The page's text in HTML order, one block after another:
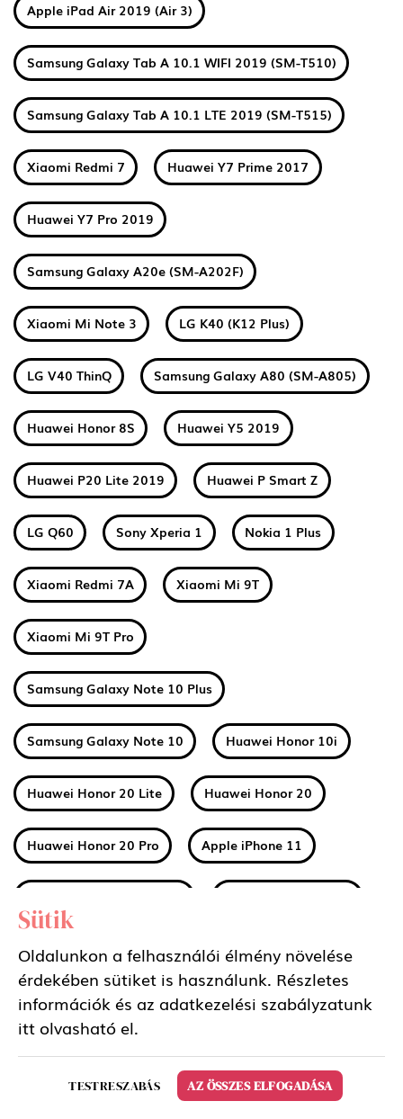
Apple iPad Air 2019 (Air 3)
Samsung Galaxy Tab A 10.1 WIFI 2019 (SM-T510)
Samsung Galaxy Tab A 10.1 LTE 2019 (SM-T515)
Xiaomi Redmi 7 Huawei Y7 Prime 2017
Huawei Y7 Pro 2019
Samsung Galaxy A20e (SM-A202F)
Xiaomi Mi Note 3 LG K40 (K12 Plus)
LG V40 ThinQ Samsung Galaxy A80 (SM-A805)
Huawei Honor 8S Huawei Y5 2019
Huawei P20 Lite 2019 Huawei P Smart Z
LG Q60 Sony Xperia 1 Nokia 1 Plus
Xiaomi Redmi 7A Xiaomi Mi 9T
Xiaomi Mi 9T Pro
Samsung Galaxy Note 10 Plus
Samsung Galaxy Note 10 Huawei Honor 10i
Huawei Honor 20 Lite Huawei Honor 20
Huawei Honor 20 Pro Apple iPhone 11
Huawei Mate 30 Xiaomi Mi A3
Nokia 2 2019 (2.2) Nokia 3 2019 (3.2)
Nokia 4 2019 (4.2) Sony Xperia 5
Samsung Galaxy Tab S6 10.5 LTE
Sütik
Oldalunkon a felhasználói élmény növelése
érdekében sütiket is használunk. Részletes
információk és az adatkezelési szabályzatunk
itt olvasható el.
TESTRESZABÁS AZ ÖSSZES ELFOGADÁSA